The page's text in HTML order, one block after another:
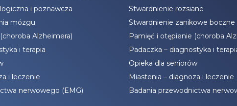
i poznawcza
mózgu
Alzheimera)
i terapia
i leczenie
nerwowego (EMG)
Stwardnienie rozsiane
Stwardnienie zanikowe boczne
Pamięć i otępienie (choroba
Padaczka – diagnostyka i
Opieka dla seniorów
Miastenia – diagnoza i leczenie
Badania przewodnictwa